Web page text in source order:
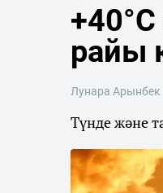
райы
Лунара Арынбек
Түнде және